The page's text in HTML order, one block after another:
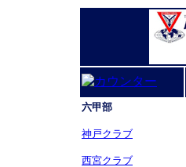
六甲部
神戸クラブ
西宮クラブ